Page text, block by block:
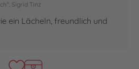
Sigrid Tinz
ein Lächeln, freundlich und